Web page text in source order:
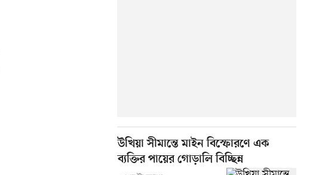
উখিয়া সীমান্তে মাইন বিস্ফোরণে এক
ব্যক্তির পায়ের গোড়ালি বিচ্ছিন্ন